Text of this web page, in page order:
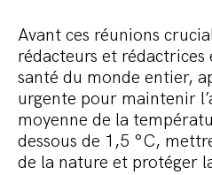
Avant ces réunions
rédacteurs et rédactrices
santé du monde entier,
urgente pour maintenir
moyenne de la
dessous de 1,5 °C,
de la nature et protéger